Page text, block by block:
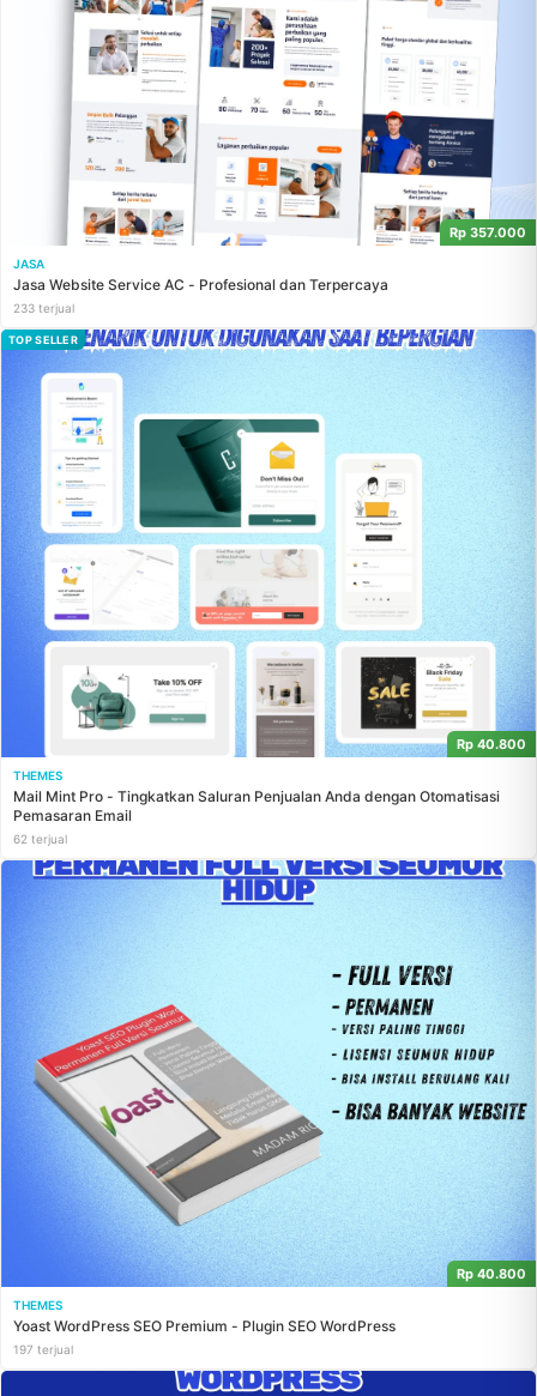
Rp 357.000
JASA
Jasa Website Service AC - Profesional dan Terpercaya
233 terjual
TOP SELLER
Rp 40.800
THEMES
Mail Mint Pro - Tingkatkan Saluran Penjualan Anda dengan Otomatisasi
Pemasaran Email
62 terjual
Rp 40.800
THEMES
Yoast WordPress SEO Premium - Plugin SEO WordPress
197 terjual